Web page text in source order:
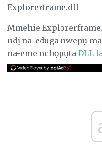
Explorerframe.dll
Mmehie
ndị na-eduga nwepụ
na-eme nchọpụta DLL